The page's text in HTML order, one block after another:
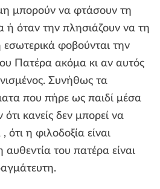
μπορούν να φτάσουν τη
ή όταν την πλησιάζουν να τη
φοβούνται την
Πατέρα ακόμα κι αν αυτός
Συνήθως τα
που πήρε ως παιδί μέσα
ότι κανείς δεν μπορεί να
ότι η φιλοδοξία είναι
αυθεντία του πατέρα είναι